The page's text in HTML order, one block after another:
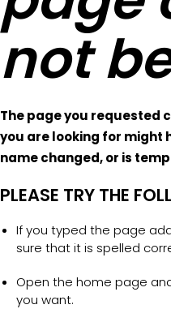
not
The page you requested
you are looking for might
name changed, or is
PLEASE TRY THE
If you typed the page
sure that it is spelled
Open the home page
you want.